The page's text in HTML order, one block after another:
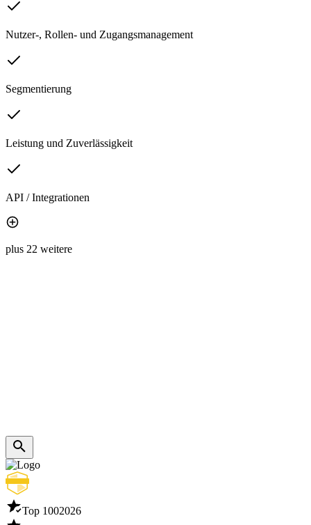
Nutzer-, Rollen- und Zugangsmanagement
Segmentierung
Leistung und Zuverlässigkeit
API / Integrationen
plus 22 weitere
Top 1002026